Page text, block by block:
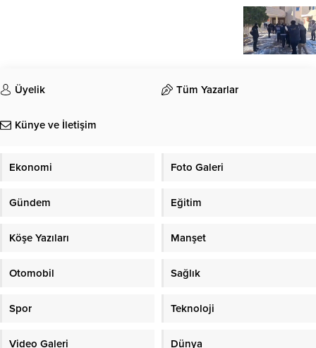
Üyelik Tüm Yazarlar
Künye ve İletişim
Ekonomi Foto Galeri
Gündem Eğitim
Köşe Yazıları Manşet
Otomobil Sağlık
Spor Teknoloji
Video Galeri Dünya